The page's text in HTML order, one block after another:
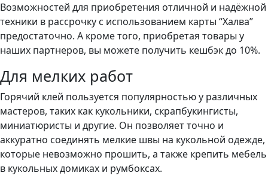
Возможностей для приобретения отличной и надёжной
техники в рассрочку с использованием карты “Халва”
предостаточно. А кроме того, приобретая товары у
наших партнеров, вы можете получить кешбэк до 10%.
Для мелких работ
Горячий клей пользуется популярностью у различных
мастеров, таких как кукольники, скрапбукингисты,
миниатюристы и другие. Он позволяет точно и
аккуратно соединять мелкие швы на кукольной одежде,
которые невозможно прошить, а также крепить мебель
в кукольных домиках и румбоксах.